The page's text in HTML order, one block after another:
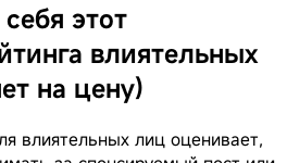
этот
влиятельных
на цену)
влиятельных лиц оценивает,